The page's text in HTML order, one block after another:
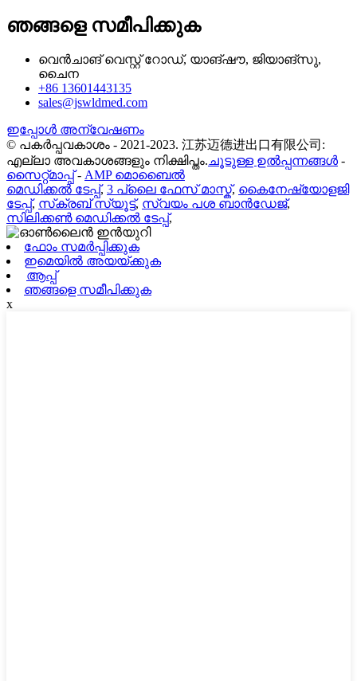
ഞങ്ങളെ സമീപിക്കുക
വെൻചാങ് വെസ്റ്റ് റോഡ്, യാങ്‌ഷൗ, ജിയാങ്‌സു,
ചൈന
+86 13601443135
sales@jswldmed.com
ഇപ്പോൾ അന്വേഷണം
© പകർപ്പവകാശം - 2021-2023. 江苏迈德进出口有限公司:
എല്ലാ അവകാശങ്ങളും നിക്ഷിപ്തം. ചൂടുള്ള ഉൽപ്പന്നങ്ങൾ -
സൈറ്റ്മാപ്പ്- AMP മൊബൈൽ
മെഡിക്കൽ ടേപ്പ്, 3 പ്ലൈ ഫേസ് മാസ്ക്, കൈനേഷ്യോളജി
ടേപ്പ്, സ്‌ക്രബ് സ്യൂട്ട്, സ്വയം പശ ബാൻഡേജ്,
സിലിക്കൺ മെഡിക്കൽ ടേപ്പ്,
ഫോം സമർപ്പിക്കുക
ഇമെയിൽ അയയ്ക്കുക
ആപ്പ്
ഞങ്ങളെ സമീപിക്കുക
x